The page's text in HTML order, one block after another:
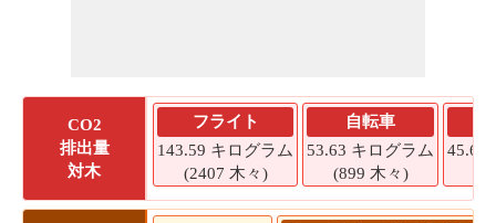
CO2
排出量
対木
フライト
143.59 キログラム
(2407 木々)
自転車
53.63 キログラム
(899 木々)
45.67